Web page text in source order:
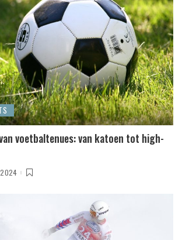
voetbaltenues: van katoen tot high-
2024